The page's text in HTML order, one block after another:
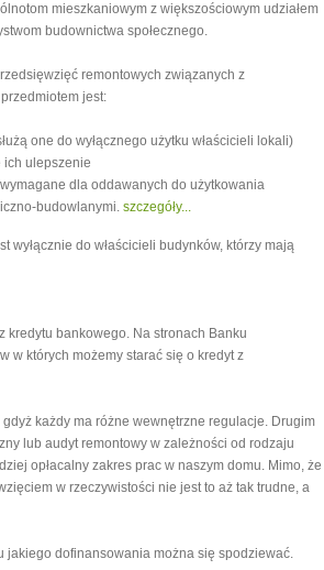
mieszkaniowym z większościowym udziałem
budownictwa społecznego.
remontowych związanych z
jest:
one do wyłącznego użytku właścicieli lokali)
ich ulepszenie
dla oddawanych do użytkowania
budowlanymi. szczegóły...
wyłącznie do właścicieli budynków, którzy mają
kredytu bankowego. Na stronach Banku
w których możemy starać się o kredyt z
każdy ma różne wewnętrzne regulacje. Drugim
lub audyt remontowy w zależności od rodzaju
opłacalny zakres prac w naszym domu. Mimo, że
w rzeczywistości nie jest to aż tak trudne, a
jakiego dofinansowania można się spodziewać.